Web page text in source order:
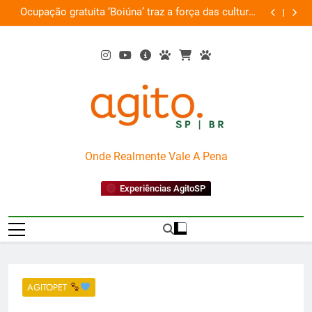
to
traz a força das culturas
amazônicas e arte
Por que Santo Domingo merece
AgitoSP
Onde Realmente Vale A Pena
Experiências AgitoSP
AGITOPET